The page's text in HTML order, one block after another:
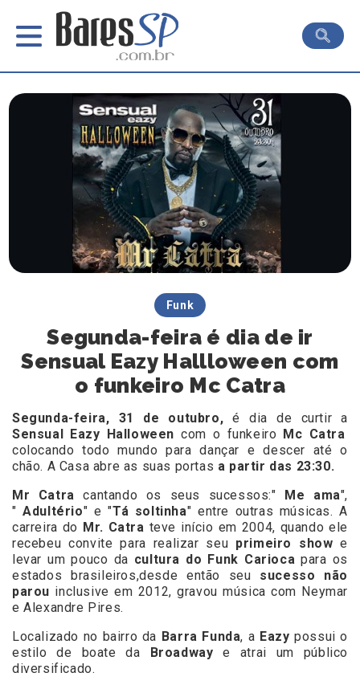
Funk
Segunda-feira é dia de ir
Sensual Eazy Hallloween com
o funkeiro Mc Catra
Segunda-feira, 31 de outubro, é dia de curtir a
Sensual Eazy Halloween com o funkeiro Mc Catra
colocando todo mundo para dançar e descer até o
chão. A Casa abre as suas portas a partir das 23:30.
Mr Catracantando os seus sucessos:" Me ama",
"Adultério" e "Tá soltinha" entre outras músicas. A
carreira do Mr. Catra teve início em 2004, quando ele
recebeu convite para realizar seu primeiro showe
levar um pouco da cultura do Funk Cariocapara os
estados brasileiros,desde então seu sucesso não
parou inclusive em 2012, gravou música com Neymar
e Alexandre Pires.
Localizado no bairro da Barra Funda, a Eazypossui o
estilo de boate da Broadwaye atrai um público
diversificado.